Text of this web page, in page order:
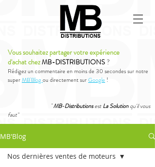
Vous souhaitez partager votre expérience
d'achat chezMB-DISTRIBUTIONS ?
Rédigez un commentaire en moins de 30 secondes sur notre
superMB'Blog ou directement surGoogle !
"MB-DistributionsestLa Solutionqu'il vous
faut"
MB'Blog
Nos dernières ventes de moteurs